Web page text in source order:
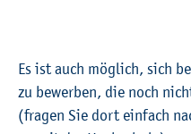
Es ist auch mög­lich, sich
zu be­wer­ben, die noch
(fra­gen Sie dort ein­fach